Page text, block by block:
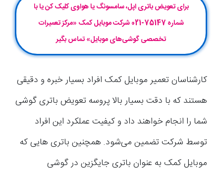
برای تعویض باتری اپل، سامسونگ یا هواوی کلیک کن یا با
شماره 75147-021 شرکت موبایل‌ کمک «مرکز تعمیرات
تخصصی گوشی‌های موبایل» تماس بگیر
کارشناسان تعمیر موبایل کمک افراد بسیار خبره و دقیقی
هستند که با دقت بسیار بالا پروسه تعویض باتری گوشی
شما را انجام خواهند داد و کیفیت عملکرد این افراد
توسط شرکت تضمین می‌شود. همچنین باتری هایی که
موبایل کمک به عنوان باتری جایگزین در گوشی